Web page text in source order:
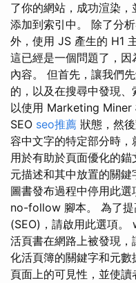
了你的網站，成功渲染
添加到索引中。 除了分
外，使用 JS 產生的 H1
這已經是一個問題了，
內容。 但首先，讓我們
的，以及在搜尋中發現
以使用 Marketing Miner
SEO seo推薦 狀態，然
容中文字的特定部分時
用於有助於頁面優化的錨
元描述和其中放置的關
圖書發布過程中停用此
no-follow 腳本。 為了提
(SEO)，請啟用此選項
活頁書在網路上被發現
化活頁簿的關鍵字和元
頁面上的可見性，並使